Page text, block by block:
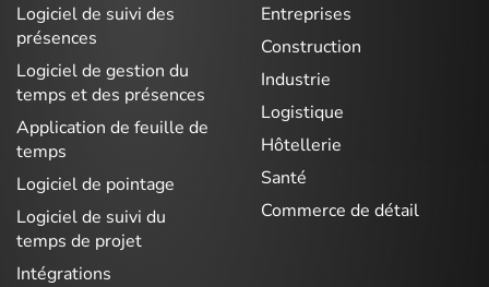
Logiciel de suivi des
présences
Logiciel de gestion du
temps et des présences
Application de feuille de
temps
Logiciel de pointage
Logiciel de suivi du
temps de projet
Intégrations
Entreprises
Construction
Industrie
Logistique
Hôtellerie
Santé
Commerce de détail